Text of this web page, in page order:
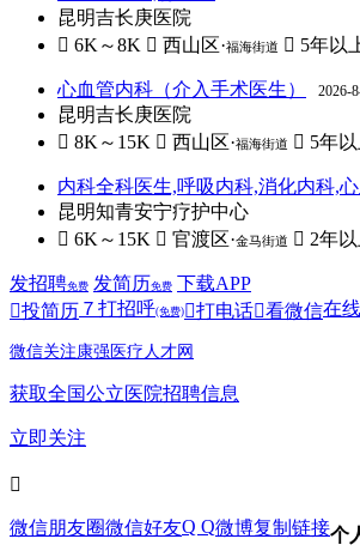
昆明吉长庚医院
 6K～8K  西山区·福海街道  5年以
心血管内科（介入手术医生） 2026-
昆明吉长庚医院
 8K～15K  西山区·福海街道  5年以
内科全科医生,呼吸内科,消化内科,
昆明知青安宁疗护中心
 6K～15K  官渡区·金马街道  2年以
发招聘免费 发简历免费 下载APP
投简历 ７ 打招呼(免费) 打电话看微信在
微信关注康强医疗人才网
获取全国公立医院招聘信息
立即关注

微信朋友圈微信好友Q Q微博复制链接个